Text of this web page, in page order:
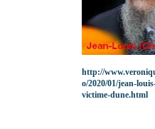
http://
o/2020/01/jean-
victime-dune.html